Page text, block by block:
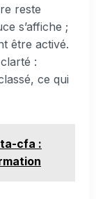
reste
s’affiche ;
être activé.
:
ce qui
cfa :